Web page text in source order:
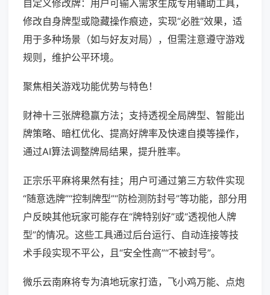
自定义修改牌：用户可输入需求生成专用辅助工具，
修改自身牌型或隐藏操作痕迹，实现“必胜”效果，适
用于多种场景（如与好友对局），但需注意遵守游戏
规则，维护公平环境。
聚焦相关游戏功能优势与特色！
财神十三张牌稳赢方法；支持透视全局牌型、智能出
牌策略、暗杠优化、提高好牌率及快速自摸等操作，
通过AI算法调整牌局结果，提升胜率。
正宗乐平麻将果然有挂；用户可通过第三方软件实现
“随意选牌”“控制牌型”“防检测防封号”等功能，部分用
户反映其他玩家可能存在“牌特别好”或“透视他人牌
型”的情况。这些工具通过后台运行、自动连接等技
术手段实现不平公，且“安全性高”“不被封号”。
微乐云南麻将专为滇地玩家打造，飞小鸡万能、点炮